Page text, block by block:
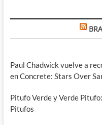
Paul Chadwick vuelve a
en Concrete: Stars Over
Pitufo Verde y Verde
Pitufos